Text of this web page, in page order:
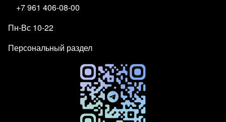
+7 961 406-08-00
Пн-Вс 10-22
Персональный раздел